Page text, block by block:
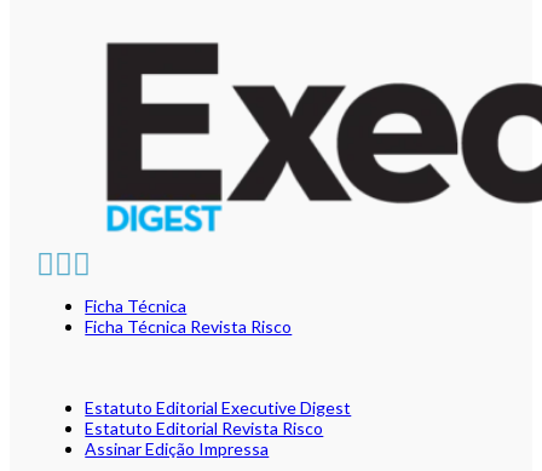
Ficha Técnica
Ficha Técnica Revista Risco
Estatuto Editorial Executive Digest
Estatuto Editorial Revista Risco
Assinar Edição Impressa